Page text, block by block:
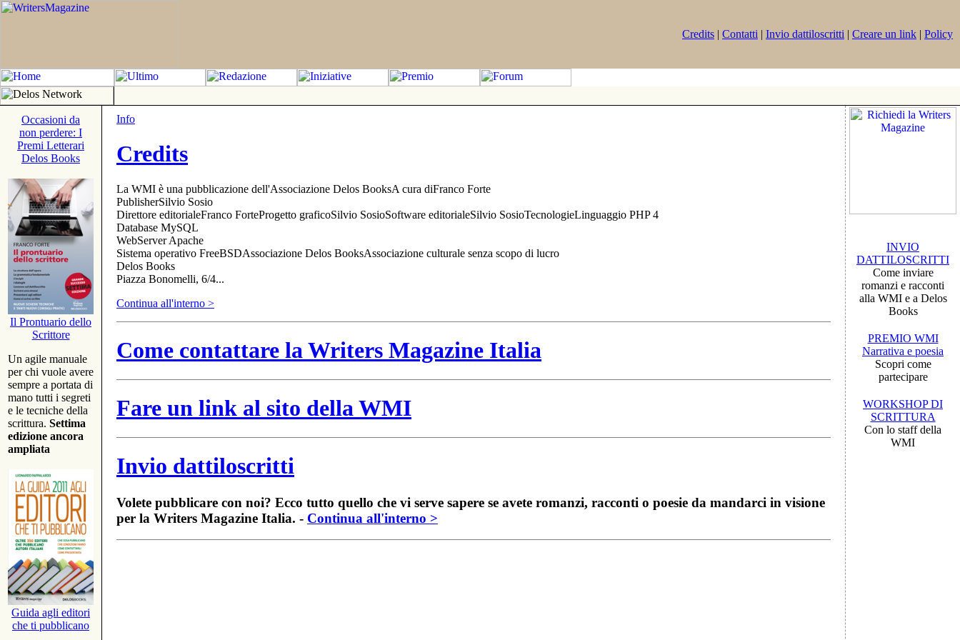
Credits | Contatti | Invio dattiloscritti | Creare un link | Policy
Occasioni da
non perdere: I
Premi Letterari
Delos Books
Il Prontuario dello
Scrittore
Un agile manuale
per chi vuole avere
sempre a portata di
mano tutti i segreti
e le tecniche della
scrittura. Settima
edizione ancora
ampliata
Guida agli editori
che ti pubblicano
Info
Credits
La WMI è una pubblicazione dell'Associazione Delos BooksA cura diFranco Forte
PublisherSilvio Sosio
Direttore editorialeFranco ForteProgetto graficoSilvio SosioSoftware editorialeSilvio SosioTecnologieLinguaggio PHP 4
Database MySQL
WebServer Apache
Sistema operativo FreeBSDAssociazione Delos BooksAssociazione culturale senza scopo di lucro
Delos Books
Piazza Bonomelli, 6/4...
Continua all'interno >
Come contattare la Writers Magazine Italia
Fare un link al sito della WMI
Invio dattiloscritti
Volete pubblicare con noi? Ecco tutto quello che vi serve sapere se avete romanzi, racconti o poesie da mandarci in visione
per la Writers Magazine Italia. - Continua all'interno >
INVIO
DATTILOSCRITTI
Come inviare
romanzi e racconti
alla WMI e a Delos
Books
PREMIO WMI
Narrativa e poesia
Scopri come
partecipare
WORKSHOP DI
SCRITTURA
Con lo staff della
WMI